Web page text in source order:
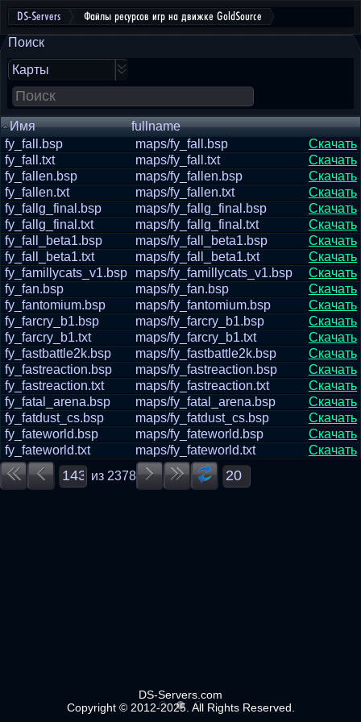
DS-Servers Файлы ресурсов игр на движке GoldSource
Поиск
Карты
Имя
fullname
fy_fall.bsp
maps/fy_fall.bsp
Скачать
fy_fall.txt
maps/fy_fall.txt
Скачать
fy_fallen.bsp
maps/fy_fallen.bsp
Скачать
fy_fallen.txt
maps/fy_fallen.txt
Скачать
fy_fallg_final.bsp
maps/fy_fallg_final.bsp
Скачать
fy_fallg_final.txt
maps/fy_fallg_final.txt
Скачать
fy_fall_beta1.bsp
maps/fy_fall_beta1.bsp
Скачать
fy_fall_beta1.txt
maps/fy_fall_beta1.txt
Скачать
fy_famillycats_v1.bsp
maps/fy_famillycats_v1.bsp
Скачать
fy_fan.bsp
maps/fy_fan.bsp
Скачать
fy_fantomium.bsp
maps/fy_fantomium.bsp
Скачать
fy_farcry_b1.bsp
maps/fy_farcry_b1.bsp
Скачать
fy_farcry_b1.txt
maps/fy_farcry_b1.txt
Скачать
fy_fastbattle2k.bsp
maps/fy_fastbattle2k.bsp
Скачать
fy_fastreaction.bsp
maps/fy_fastreaction.bsp
Скачать
fy_fastreaction.txt
maps/fy_fastreaction.txt
Скачать
fy_fatal_arena.bsp
maps/fy_fatal_arena.bsp
Скачать
fy_fatdust_cs.bsp
maps/fy_fatdust_cs.bsp
Скачать
fy_fateworld.bsp
maps/fy_fateworld.bsp
Скачать
fy_fateworld.txt
maps/fy_fateworld.txt
Скачать
из 2378
DS-Servers.com
Copyright © 2012-2025. All Rights Reserved.